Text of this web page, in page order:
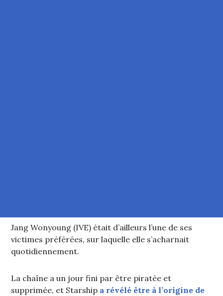
Jang Wonyoung (IVE) était d’ailleurs l’une de ses
victimes préférées, sur laquelle elle s’acharnait
quotidiennement.
La chaîne a un jour fini par être piratée et
supprimée, et Starship a révélé être à l’origine de